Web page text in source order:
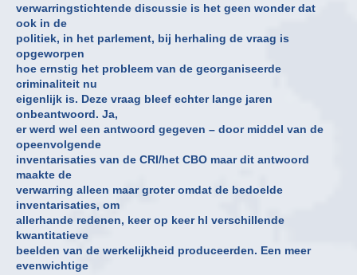
verwarringstichtende discussie is het geen wonder dat
ook in de
politiek, in het parlement, bij herhaling de vraag is
opgeworpen
hoe ernstig het probleem van de georganiseerde
criminaliteit nu
eigenlijk is. Deze vraag bleef echter lange jaren
onbeantwoord. Ja,
er werd wel een antwoord gegeven – door middel van de
opeenvolgende
inventarisaties van de CRI/het CBO maar dit antwoord
maakte de
verwarring alleen maar groter omdat de bedoelde
inventarisaties, om
allerhande redenen, keer op keer hl verschillende
kwantitatieve
beelden van de werkelijkheid produceerden. Een meer
evenwichtige